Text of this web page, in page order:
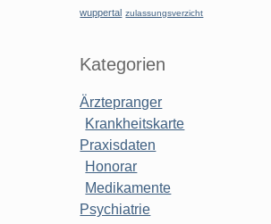
wuppertal zulassungsverzicht
Kategorien
Ärztepranger
Krankheitskarte
Praxisdaten
Honorar
Medikamente
Psychiatrie